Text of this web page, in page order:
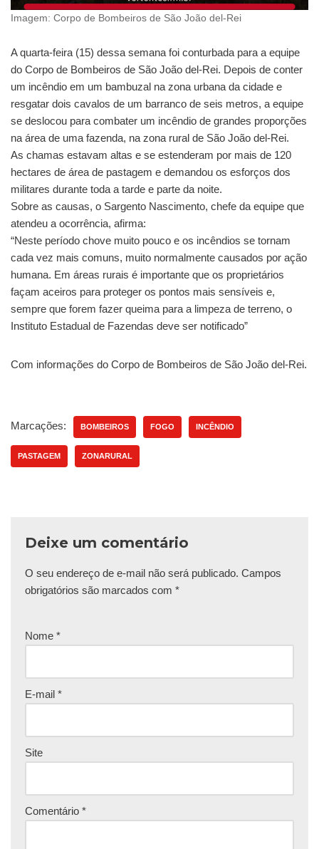
Imagem: Corpo de Bombeiros de São João del-Rei
A quarta-feira (15) dessa semana foi conturbada para a equipe
do Corpo de Bombeiros de São João del-Rei. Depois de conter
um incêndio em um bambuzal na zona urbana da cidade e
resgatar dois cavalos de um barranco de seis metros, a equipe
se deslocou para combater um incêndio de grandes proporções
na área de uma fazenda, na zona rural de São João del-Rei.
As chamas estavam altas e se estenderam por mais de 120
hectares de área de pastagem e demandou os esforços dos
militares durante toda a tarde e parte da noite.
Sobre as causas, o Sargento Nascimento, chefe da equipe que
atendeu a ocorrência, afirma:
“Neste período chove muito pouco e os incêndios se tornam
cada vez mais comuns, muito normalmente causados por ação
humana. Em áreas rurais é importante que os proprietários
façam aceiros para proteger os pontos mais sensíveis e,
sempre que forem fazer queima para a limpeza de terreno, o
Instituto Estadual de Fazendas deve ser notificado”
Com informações do Corpo de Bombeiros de São João del-Rei.
Marcações: BOMBEIROS FOGO INCÊNDIO
PASTAGEM ZONARURAL
Deixe um comentário
O seu endereço de e-mail não será publicado. Campos
obrigatórios são marcados com *
Nome *
E-mail *
Site
Comentário *